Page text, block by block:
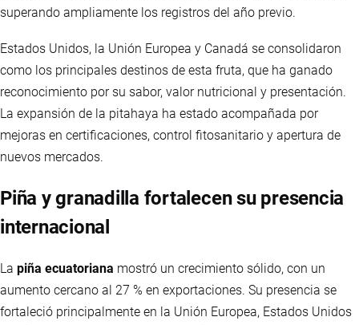
superando ampliamente los registros del año previo.
Estados Unidos, la Unión Europea y Canadá se consolidaron
como los principales destinos de esta fruta, que ha ganado
reconocimiento por su sabor, valor nutricional y presentación.
La expansión de la pitahaya ha estado acompañada por
mejoras en certificaciones, control fitosanitario y apertura de
nuevos mercados.
Piña y granadilla fortalecen su presencia
internacional
La piña ecuatoriana mostró un crecimiento sólido, con un
aumento cercano al 27 % en exportaciones. Su presencia se
fortaleció principalmente en la Unión Europea, Estados Unidos